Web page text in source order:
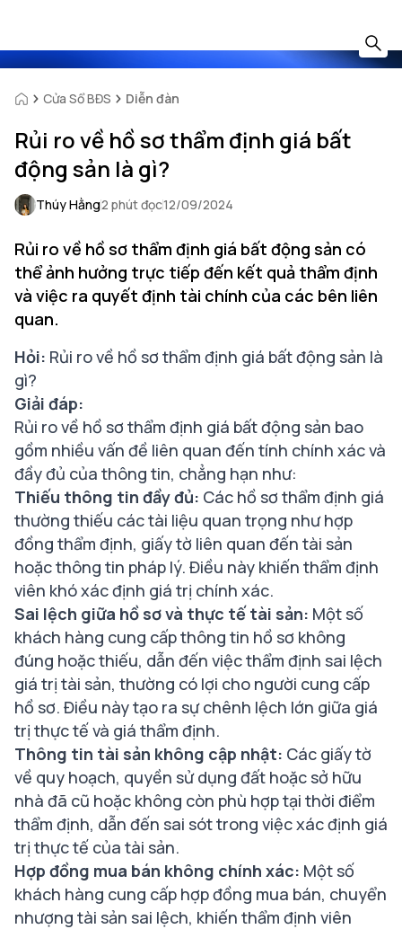
Cửa Sổ BĐS Diễn đàn
Rủi ro về hồ sơ thẩm định giá bất
động sản là gì?
Thúy Hằng2 phút đọc12/09/2024
Rủi ro về hồ sơ thẩm định giá bất động sản có
thể ảnh hưởng trực tiếp đến kết quả thẩm định
và việc ra quyết định tài chính của các bên liên
quan.
Hỏi: Rủi ro về hồ sơ thẩm định giá bất động sản là
gì?
Giải đáp:
Rủi ro về hồ sơ thẩm định giá bất động sản bao
gồm nhiều vấn đề liên quan đến tính chính xác và
đầy đủ của thông tin, chẳng hạn như:
Thiếu thông tin đầy đủ: Các hồ sơ thẩm định giá
thường thiếu các tài liệu quan trọng như hợp
đồng thẩm định, giấy tờ liên quan đến tài sản
hoặc thông tin pháp lý. Điều này khiến thẩm định
viên khó xác định giá trị chính xác.
Sai lệch giữa hồ sơ và thực tế tài sản: Một số
khách hàng cung cấp thông tin hồ sơ không
đúng hoặc thiếu, dẫn đến việc thẩm định sai lệch
giá trị tài sản, thường có lợi cho người cung cấp
hồ sơ. Điều này tạo ra sự chênh lệch lớn giữa giá
trị thực tế và giá thẩm định.
Thông tin tài sản không cập nhật: Các giấy tờ
về quy hoạch, quyền sử dụng đất hoặc sở hữu
nhà đã cũ hoặc không còn phù hợp tại thời điểm
thẩm định, dẫn đến sai sót trong việc xác định giá
trị thực tế của tài sản.
Hợp đồng mua bán không chính xác: Một số
khách hàng cung cấp hợp đồng mua bán, chuyển
nhượng tài sản sai lệch, khiến thẩm định viên